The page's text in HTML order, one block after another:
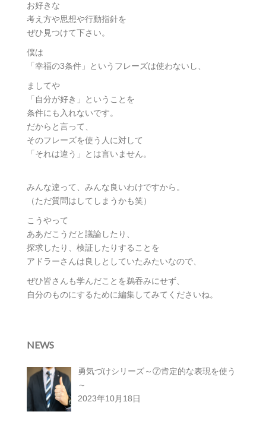
お好きな
考え方や思想や行動指針を
ぜひ見つけて下さい。
僕は
「幸福の3条件」というフレーズは使わないし、
ましてや
「自分が好き」ということを
条件にも入れないです。
だからと言って、
そのフレーズを使う人に対して
「それは違う」とは言いません。
みんな違って、みんな良いわけですから。
（ただ質問はしてしまうかも笑）
こうやって
ああだこうだと議論したり、
探求したり、検証したりすることを
アドラーさんは良しとしていたみたいなので、
ぜひ皆さんも学んだことを鵜吞みにせず、
自分のものにするために編集してみてくださいね。
NEWS
勇気づけシリーズ～⑦肯定的な表現を使う
～
2023年10月18日